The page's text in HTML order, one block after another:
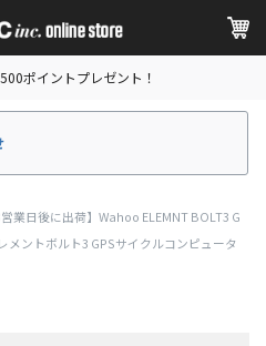
ポイントプレゼント！
営業日後に出荷】Wahoo ELEMNT BOLT3 G
ントボルト3 GPSサイクルコンピュータ